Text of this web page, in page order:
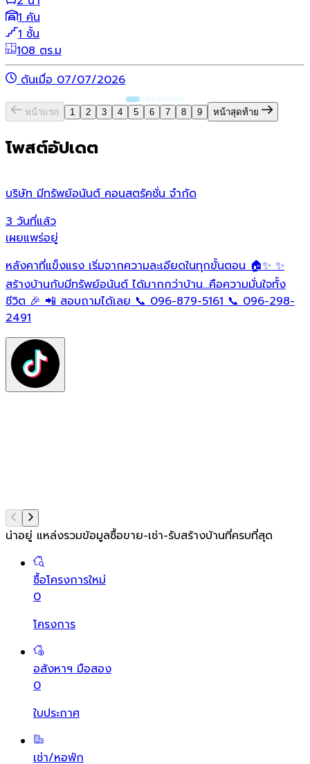
1 คัน
1 ชั้น
108 ตร.ม
ดันเมื่อ 07/07/2026
หน้าแรก 1 2 3 4 5 6 7 8 9 หน้าสุดท้าย
โพสต์อัปเดต
บริษัท มีทรัพย์อนันต์ คอนสตรัคชั่น จํากัด
3 วันที่แล้ว
เผยแพร่อยู่
หลังคาที่แข็งแรง เริ่มจากความละเอียดในทุกขั้นตอน 🏠✨ ✨
สร้างบ้านกับมีทรัพย์อนันต์ ได้มากกว่าบ้าน…คือความมั่นใจทั้ง
ชีวิต 🎉 📲 สอบถามได้เลย 📞 096-879-5161 📞 096-298-
2491
น่าอยู่ แหล่งรวมข้อมูลซื้อขาย-เช่า-รับสร้างบ้านที่ครบที่สุด
ซื้อโครงการใหม่
0
โครงการ
อสังหาฯ มือสอง
0
ใบประกาศ
เช่า/หอพัก